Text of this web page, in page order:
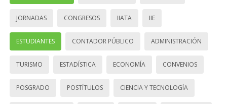
JORNADAS CONGRESOS IIATA IIE
ESTUDIANTES CONTADOR PÚBLICO ADMINISTRACIÓN
TURISMO ESTADÍSTICA ECONOMÍA CONVENIOS
POSGRADO POSTÍTULOS CIENCIA Y TECNOLOGÍA